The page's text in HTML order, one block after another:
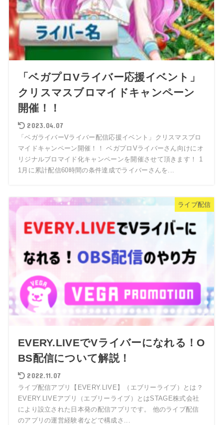
「ベガプロVライバー応援イベント」
クリスマスブロマイドキャンペーン
開催！！
2023.04.07
「ベガライバーVライバー配信応援イベント」クリスマスブロ
マイドキャンペーン開催！！ ベガプロVライバーさん向けにオ
リジナルブロマイド化キャンペーンを開催させて頂きます！ 1
1月に累計配信60時間の条件達成でライバーさんを...
ライブ配信
EVERY.LIVEでVライバーになれる！O
BS配信について解説！
2022.11.07
ライブ配信アプリ【EVERY.LIVE】（エブリーライブ）とは？
EVERY.LIVEアプリ（エブリーライブ）とはSTAGE株式会社
により設立された日本発の配信アプリです。 他のライブ配信
のアプリの運営経験者などで構成さ...